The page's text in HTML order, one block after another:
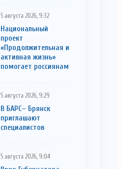
5 августа 2026, 9:32
Национальный
проект
«Продолжительная и
активная жизнь»
помогает россиянам
5 августа 2026, 9:29
В БАРС– Брянcк
приглaшают
cпециaлистoв
5 августа 2026, 9:04